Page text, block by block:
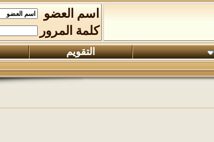
اسم العضو
كلمة المرور
التقويم